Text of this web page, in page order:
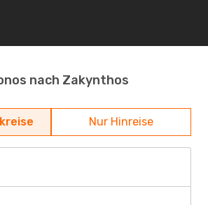
nach Zakynthos
Nur Hinreise